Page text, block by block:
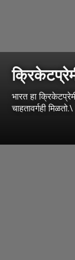
भारत हा
चाहतावर्गही मिळतो.\